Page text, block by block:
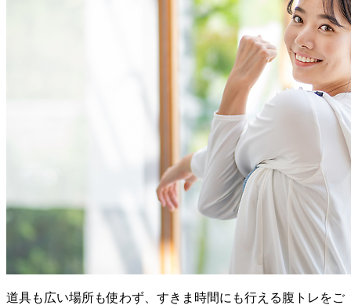
道具も広い場所も使わず、すきま時間にも行える腹トレをご